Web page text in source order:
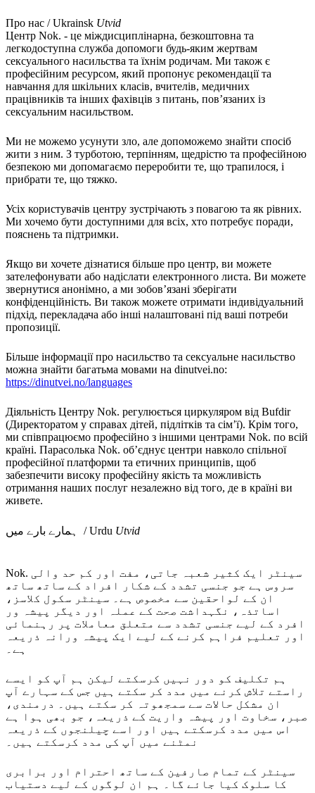
Про нас / Ukrainsk Utvid
Центр Nok. - це міждисциплінарна, безкоштовна та
легкодоступна служба допомоги будь-яким жертвам
сексуального насильства та їхнім родичам. Ми також є
професійним ресурсом, який пропонує рекомендації та
навчання для шкільних класів, вчителів, медичних
працівників та інших фахівців з питань, пов’язаних із
сексуальним насильством.
Ми не можемо усунути зло, але допоможемо знайти спосіб
жити з ним. З турботою, терпінням, щедрістю та професійною
безпекою ми допомагаємо переробити те, що трапилося, і
прибрати те, що тяжко.
Усіх користувачів центру зустрічають з повагою та як рівних.
Ми хочемо бути доступними для всіх, хто потребує поради,
пояснень та підтримки.
Якщо ви хочете дізнатися більше про центр, ви можете
зателефонувати або надіслати електронного листа. Ви можете
звернутися анонімно, а ми зобов’язані зберігати
конфіденційність. Ви також можете отримати індивідуальний
підхід, перекладача або інші налаштовані під ваші потреби
пропозиції.
Більше інформації про насильство та сексуальне насильство
можна знайти багатьма мовами на dinutvei.no:
https://dinutvei.no/languages
Діяльність Центру Nok. регулюється циркуляром від Bufdir
(Директоратом у справах дітей, підлітків та сім’ї). Крім того,
ми співпрацюємо професійно з іншими центрами Nok. по всій
країні. Парасолька Nok. об’єднує центри навколо спільної
професійної платформи та етичних принципів, щоб
забезпечити високу професійну якість та можливість
отримання наших послуг незалежно від того, де в країні ви
живете.
ہمارے بارے میں / Urdu Utvid
Nok. سینٹر ایک کثیر شعبہ جاتی، مفت اور کم حد والی
سروس ہے جو جنسی تشدد کے شکار افراد کے ساتھ ساتھ
ان کے لواحقین سے مخصوص ہے۔ سینٹر سکول کلاسز،
اساتذہ، نگہداشت صحت کے عملہ اور دیگر پیشہ ور
افرد کے لیے جنسی تشدد سے متعلق معاملات پر رہنمائی
اور تعلیم فراہم کرنے کے لیے ایک پیشہ ورانہ ذریعہ
ہے۔
ہم تکلیف کو دور نہیں کرسکتے لیکن ہم آپ کو ایسے
راستے تلاش کرنے میں مدد کر سکتے ہیں جس کے سہارے آپ
ان مشکل حالات سے سمجھوتہ کر سکتے ہیں۔ درمندی،
صبر، سخاوت اور پیشہ واریت کے ذریعہ، جو بھی ہوا ہے
اس میں مدد کرسکتے ہیں اور اسے چیلنجوں کے ذریعہ
نمٹنے میں آپ کی مدد کرسکتے ہیں۔
سینٹر کے تمام صارفین کے ساتھ احترام اور برابری
کا سلوک کیا جائے گا۔ ہم ان لوگوں کے لیے دستیاب